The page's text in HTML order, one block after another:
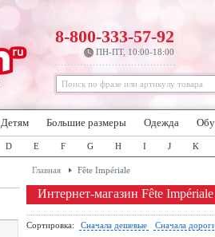
8-800-333-57-92
ПН-ПТ, 10:00-18:00
Детям Большие размеры Одежда
D E F G H I J K
Главная Fête Impériale
Интернет-магазин Fête Impériale
Сортировка: Сначала дешевые Сначала